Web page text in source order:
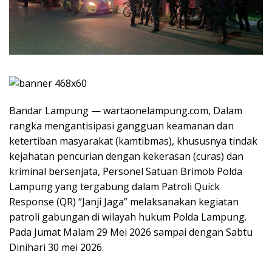
Bandar Lampung — wartaonelampung.com, Dalam
rangka mengantisipasi gangguan keamanan dan
ketertiban masyarakat (kamtibmas), khususnya tindak
kejahatan pencurian dengan kekerasan (curas) dan
kriminal bersenjata, Personel Satuan Brimob Polda
Lampung yang tergabung dalam Patroli Quick
Response (QR) “Janji Jaga” melaksanakan kegiatan
patroli gabungan di wilayah hukum Polda Lampung.
Pada Jumat Malam 29 Mei 2026 sampai dengan Sabtu
Dinihari 30 mei 2026.